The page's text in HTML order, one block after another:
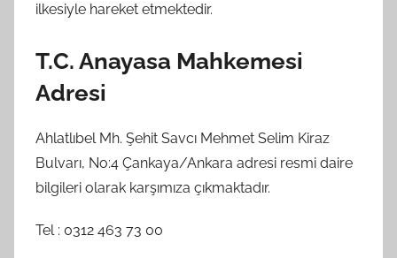
ilkesiyle hareket etmektedir.
T.C. Anayasa Mahkemesi
Adresi
Ahlatlıbel Mh. Şehit Savcı Mehmet Selim Kiraz
Bulvarı, No:4 Çankaya/Ankara adresi resmi daire
bilgileri olarak karşımıza çıkmaktadır.
Tel : 0312 463 73 00